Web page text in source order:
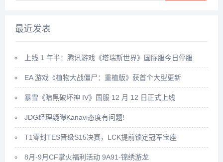
最近发表
上线 1 年半：腾讯游戏《塔瑞斯世界》国际服今日停服
EA 游戏《植物大战僵尸：重植版》获首个大型更新
暴雪《暗黑破坏神 IV》国服 12 月 12 日正式上线
JDG经理疑曝Kanavi态度有问题!
T1零封TES晋级S15决赛，LCK提前锁定冠军宝座
8月-9月CF掌火福利活动 9A91-锦绣游龙